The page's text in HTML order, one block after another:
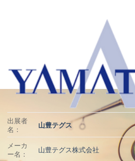
出展者
名：
山豊テグス
メーカ
ー名：
山豊テグス株式会社